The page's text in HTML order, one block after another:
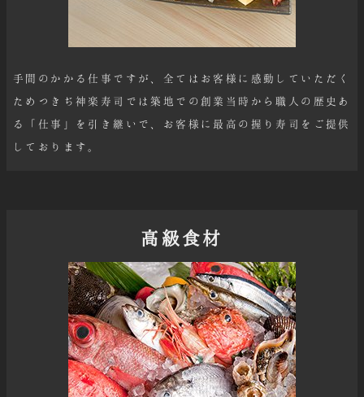
手間のかかる仕事ですが、全てはお客様に感動していただく
ためつきぢ神楽寿司では築地での創業当時から職人の歴史あ
る「仕事」を引き継いで、お客様に最高の握り寿司をご提供
しております。
高級食材